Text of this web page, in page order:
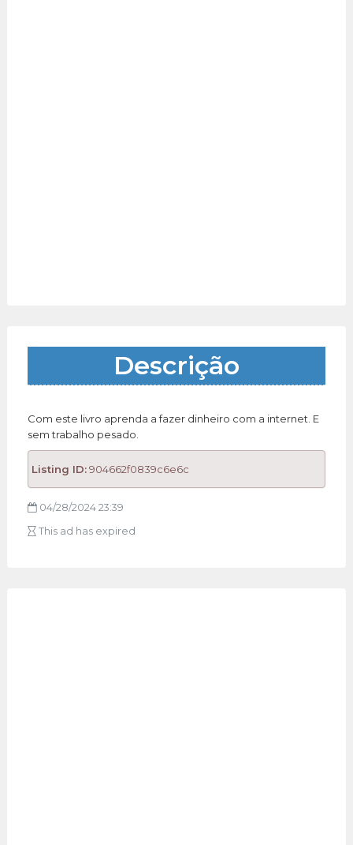
Descrição
Com este livro aprenda a fazer dinheiro com a internet. E
sem trabalho pesado.
Listing ID:904662f0839c6e6c
04/28/2024 23:39
This ad has expired